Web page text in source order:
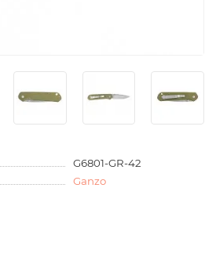
G6801-GR-42
Ganzo